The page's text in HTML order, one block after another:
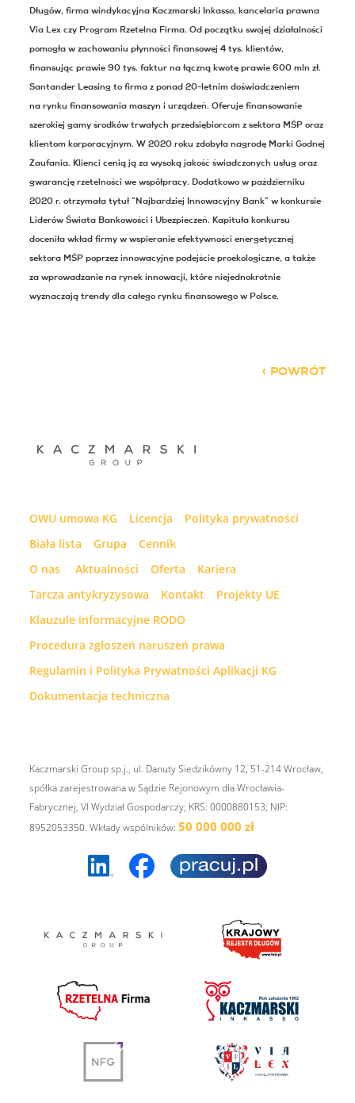
Długów, firma windykacyjna Kaczmarski Inkasso, kancelaria prawna
Via Lex czy Program Rzetelna Firma. Od początku swojej działalności
pomogła w zachowaniu płynności finansowej 4 tys. klientów,
finansując prawie 90 tys. faktur na łączną kwotę prawie 600 mln zł.
Santander Leasing to firma z ponad 20-letnim doświadczeniem
na rynku finansowania maszyn i urządzeń. Oferuje finansowanie
szerokiej gamy środków trwałych przedsiębiorcom z sektora MŚP oraz
klientom korporacyjnym. W 2020 roku zdobyła nagrodę Marki Godnej
Zaufania. Klienci cenią ją za wysoką jakość świadczonych usług oraz
gwarancję rzetelności we współpracy. Dodatkowo w październiku
2020 r. otrzymała tytuł “Najbardziej Innowacyjny Bank” w konkursie
Liderów Świata Bankowości i Ubezpieczeń. Kapituła konkursu
doceniła wkład firmy w wspieranie efektywności energetycznej
sektora MŚP poprzez innowacyjne podejście proekologiczne, a także
za wprowadzanie na rynek innowacji, które niejednokrotnie
wyznaczają trendy dla całego rynku finansowego w Polsce.
POWRÓT
OWU umowa KG Licencja
Polityka prywatności
Biała lista
Grupa
Cennik
O nas
Aktualności Oferta
Kariera
Tarcza antykryzysowa
Kontakt
Projekty UE
Klauzule informacyjne RODO
Procedura zgłoszeń naruszeń prawa
Regulamin i Polityka Prywatności Aplikacji KG
Dokumentacja techniczna
Kaczmarski Group sp.j., ul. Danuty Siedzikówny 12, 51-214 Wrocław,
spółka zarejestrowana w Sądzie Rejonowym dla Wrocławia-
Fabrycznej, VI Wydział Gospodarczy; KRS: 0000880153; NIP:
8952053350. Wkłady wspólników:50 000 000 zł